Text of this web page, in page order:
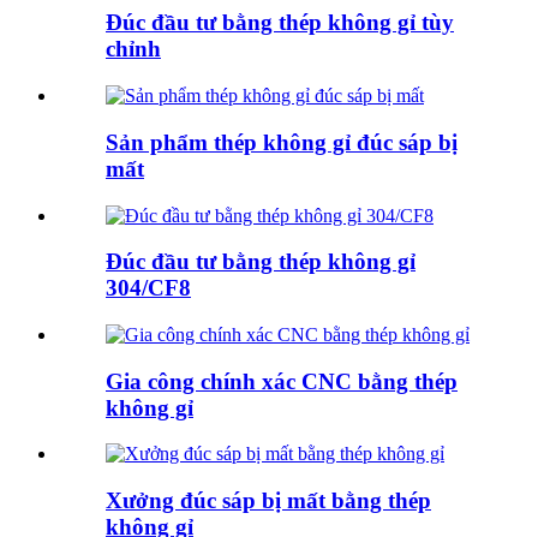
Đúc đầu tư bằng thép không gỉ tùy
chỉnh
Sản phẩm thép không gỉ đúc sáp bị
mất
Đúc đầu tư bằng thép không gỉ
304/CF8
Gia công chính xác CNC bằng thép
không gỉ
Xưởng đúc sáp bị mất bằng thép
không gỉ